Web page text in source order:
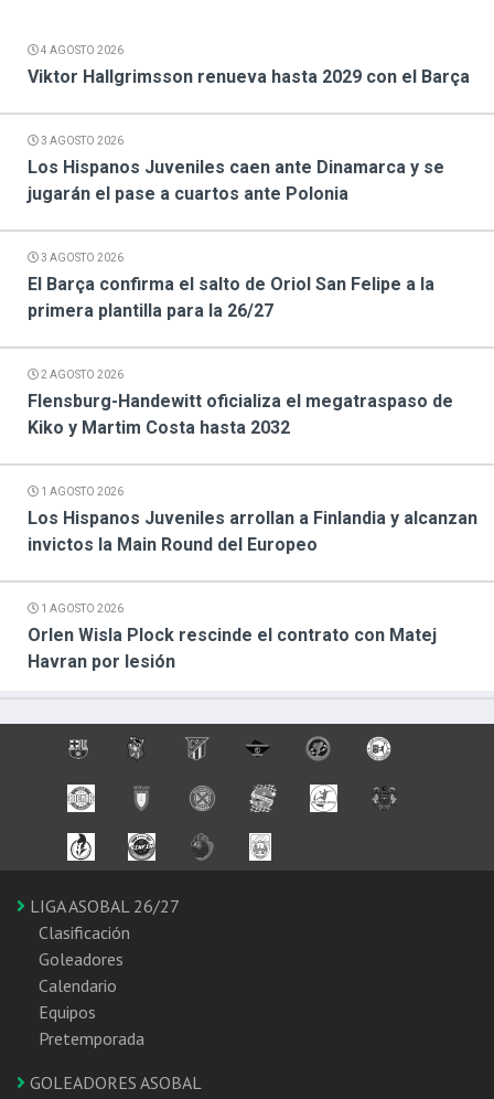
4 AGOSTO 2026
Viktor Hallgrimsson renueva hasta 2029 con el Barça
3 AGOSTO 2026
Los Hispanos Juveniles caen ante Dinamarca y se
jugarán el pase a cuartos ante Polonia
3 AGOSTO 2026
El Barça confirma el salto de Oriol San Felipe a la
primera plantilla para la 26/27
2 AGOSTO 2026
Flensburg-Handewitt oficializa el megatraspaso de
Kiko y Martim Costa hasta 2032
1 AGOSTO 2026
Los Hispanos Juveniles arrollan a Finlandia y alcanzan
invictos la Main Round del Europeo
1 AGOSTO 2026
Orlen Wisla Plock rescinde el contrato con Matej
Havran por lesión
LIGA ASOBAL 26/27
Clasificación
Goleadores
Calendario
Equipos
Pretemporada
GOLEADORES ASOBAL